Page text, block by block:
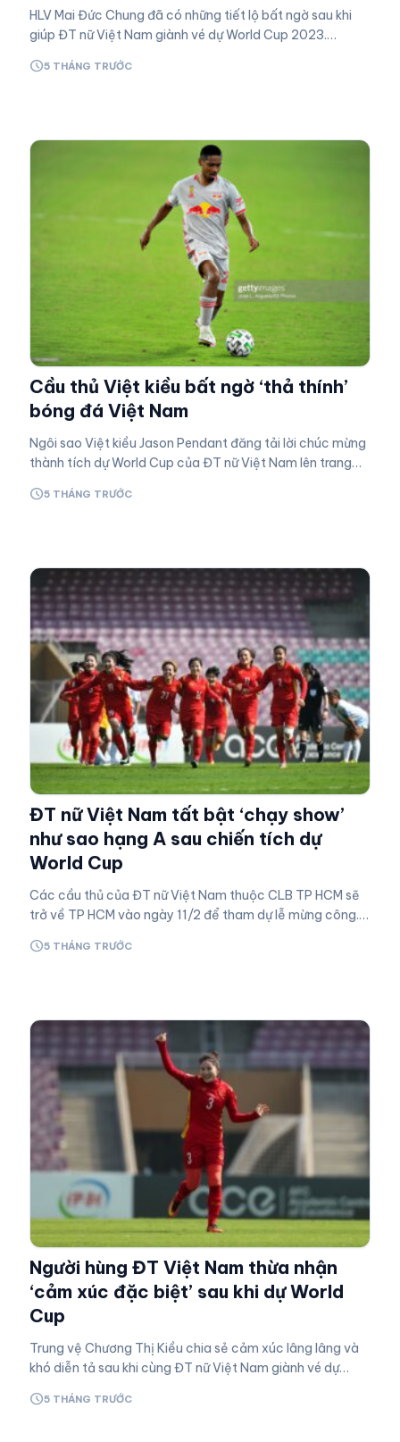
HLV Mai Đức Chung đã có những tiết lộ bất ngờ sau khi
giúp ĐT nữ Việt Nam giành vé dự World Cup 2023.
2022…
schedule5 THÁNG TRƯỚC
Cầu thủ Việt kiều bất ngờ ‘thả thính’
bóng đá Việt Nam
Ngôi sao Việt kiều Jason Pendant đăng tải lời chúc mừng
thành tích dự World Cup của ĐT nữ Việt Nam lên trang
Trung Hoa |…
schedule5 THÁNG TRƯỚC
ĐT nữ Việt Nam tất bật ‘chạy show’
như sao hạng A sau chiến tích dự
World Cup
Các cầu thủ của ĐT nữ Việt Nam thuộc CLB TP HCM sẽ
trở về TP HCM vào ngày 11/2 để tham dự lễ mừng công.
schedule5 THÁNG TRƯỚC
Người hùng ĐT Việt Nam thừa nhận
‘cảm xúc đặc biệt’ sau khi dự World
Cup
Trung vệ Chương Thị Kiều chia sẻ cảm xúc lâng lâng và
khó diễn tả sau khi cùng ĐT nữ Việt Nam giành vé dự
Trung…
schedule5 THÁNG TRƯỚC